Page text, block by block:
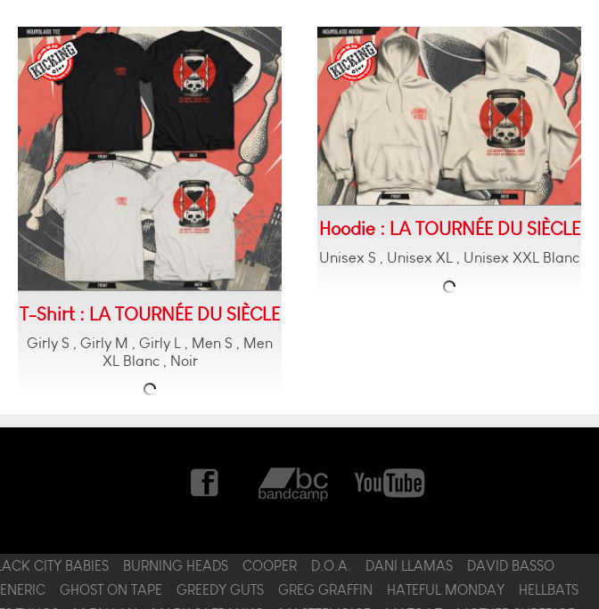
T-Shirt : LA TOURNÉE DU SIÈCLE
Girly S , Girly M , Girly L , Men S , Men
XL Blanc , Noir
Hoodie : LA TOURNÉE DU SIÈCLE
Unisex S , Unisex XL , Unisex XXL Blanc
CITY BABIES BURNING HEADS COOPER D.O.A. DANI LLAMAS
DAVID BASSO
GHOST ON TAPE GREEDY GUTS GREG GRAFFIN HATEFUL MONDAY
HELLBATS